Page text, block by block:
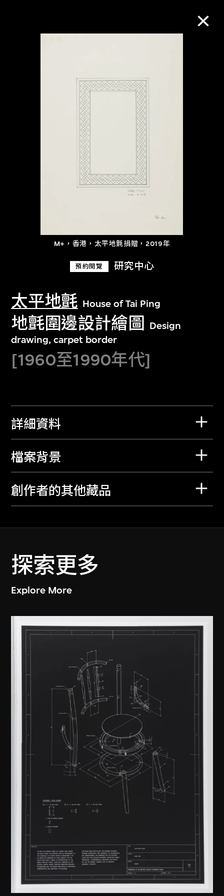
M+，香港，太平地氈捐贈，2019年
預約閱覽 研究中心
太平地氈 House of Tai Ping
地氈圍邊設計繪圖
Design
drawing, carpet border
[1960至1990年代]
詳細資料
檔案背景
創作者的其他藏品
探索更多
Explore More
進一步篩選
關於M+藏品
探索世界頂級的二十及二十一世紀視覺